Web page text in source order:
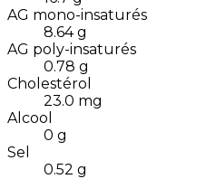
AG mono-insaturés
8.64 g
AG poly-insaturés
0.78 g
Cholestérol
23.0 mg
Alcool
0 g
Sel
0.52 g